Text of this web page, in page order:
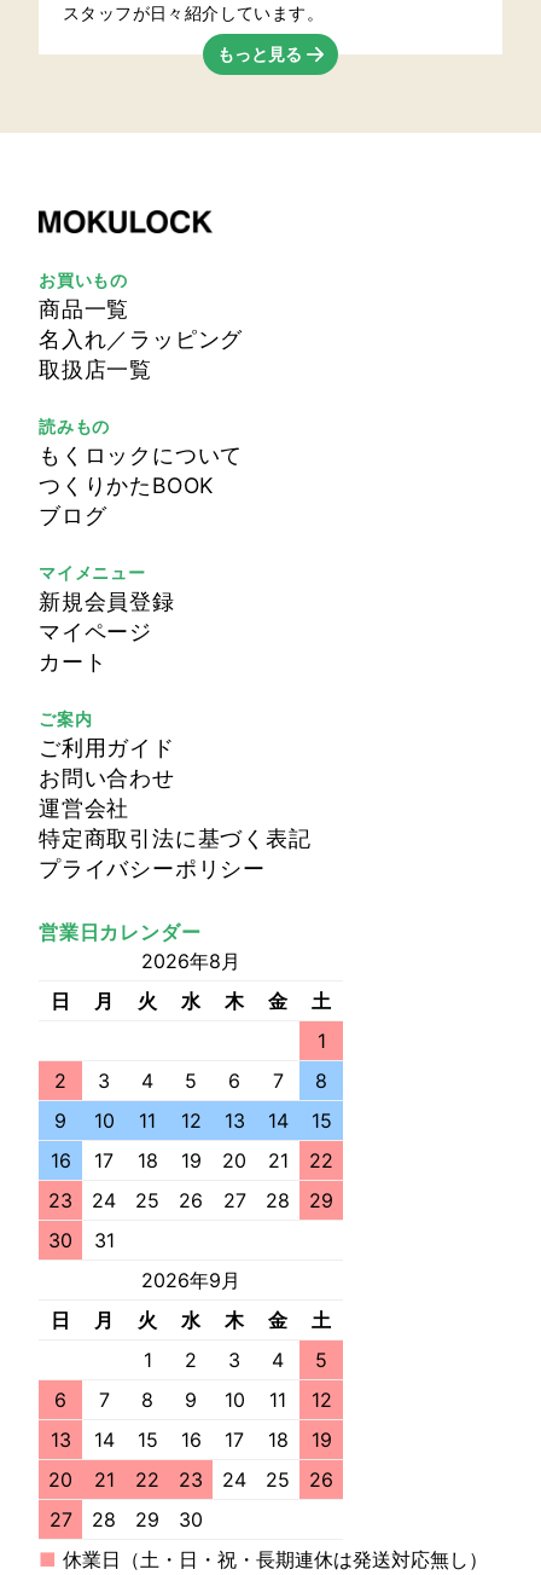
スタッフが日々紹介しています。
もっと見る
お買いもの
商品一覧
名入れ／ラッピング
取扱店一覧
読みもの
もくロックについて
つくりかたBOOK
ブログ
マイメニュー
新規会員登録
マイページ
カート
ご案内
ご利用ガイド
お問い合わせ
運営会社
特定商取引法に基づく表記
プライバシーポリシー
営業日カレンダー
2026年8月
日
月 火 水 木 金
土
1
2
3 4 5 6 7
8
9
10 11 12 13 14
15
16
17 18 19 20 21
22
23
24 25 26 27 28
29
30
31
2026年9月
日
月 火 水 木 金
土
1
2 3 4
5
6
7 8 9 10 11
12
13
14 15 16 17 18
19
20
21 22 23 24 25
26
27
28 29
30
■ 休業日（土・日・祝・長期連休は発送対応無し）